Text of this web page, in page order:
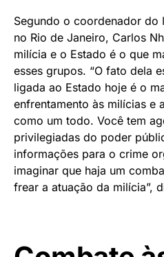
Segundo o coordenador do
no Rio de Janeiro, Carlos
milícia e o Estado é o que
esses grupos. “O fato dela
ligada ao Estado hoje é o
enfrentamento às milícias e
como um todo. Você tem
privilegiadas do poder
informações para o crime
imaginar que haja um
frear a atuação da milícia”,